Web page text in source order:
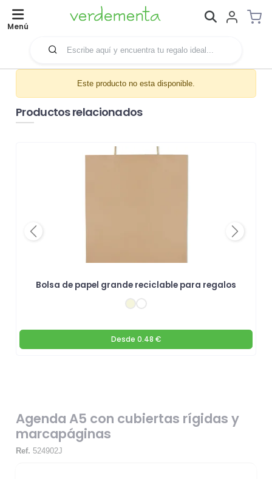
Menú
Este producto no esta disponible.
Productos relacionados
Bolsa de papel grande reciclable para regalos
Desde 0.48 €
Previous Next
Agenda A5 con cubiertas rígidas y
marcapáginas
Ref. 524902J